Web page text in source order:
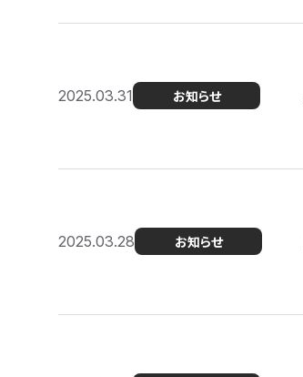
2025.03.31 お知らせ
2025.03.28 お知らせ